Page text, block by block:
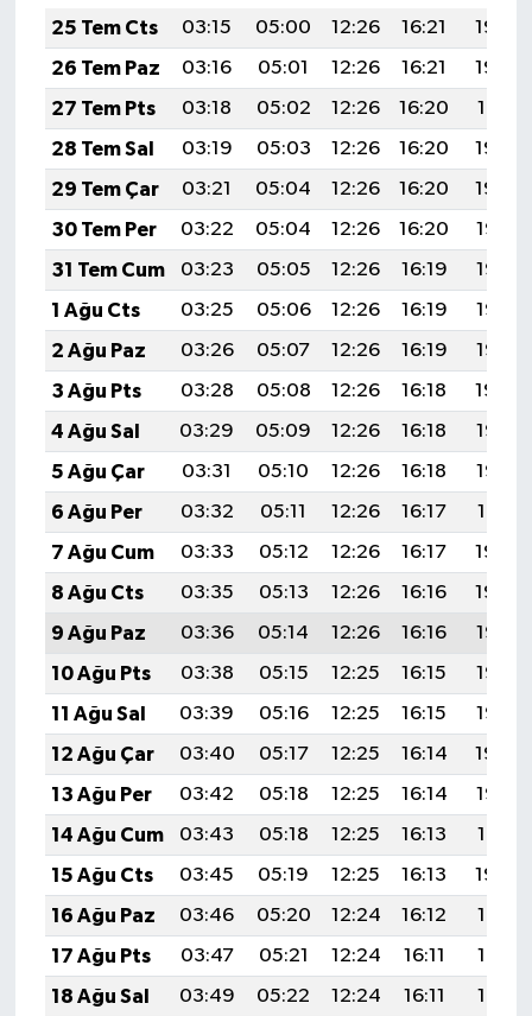
25 Tem Cts
03:15 05:00 12:26 16:21
19:43
26 Tem Paz
03:16 05:01 12:26 16:21
19:42
27 Tem Pts
03:18 05:02 12:26 16:20
19:41
28 Tem Sal
03:19 05:03 12:26 16:20
19:40
29 Tem Çar
03:21 05:04 12:26 16:20
19:39
30 Tem Per
03:22 05:04 12:26 16:20
19:38
31 Tem Cum
03:23 05:05 12:26 16:19
19:37
1 Ağu Cts
03:25 05:06 12:26 16:19
19:36
2 Ağu Paz
03:26 05:07 12:26 16:19
19:35
3 Ağu Pts
03:28 05:08 12:26 16:18
19:34
4 Ağu Sal
03:29 05:09 12:26 16:18
19:33
5 Ağu Çar
03:31 05:10 12:26 16:18
19:32
6 Ağu Per
03:32 05:11 12:26 16:17
19:31
7 Ağu Cum
03:33 05:12 12:26 16:17
19:30
8 Ağu Cts
03:35 05:13 12:26 16:16
19:29
9 Ağu Paz
03:36 05:14 12:26 16:16
19:27
10 Ağu Pts
03:38 05:15 12:25 16:15
19:26
11 Ağu Sal
03:39 05:16 12:25 16:15
19:25
12 Ağu Çar
03:40 05:17 12:25 16:14
19:24
13 Ağu Per
03:42 05:18 12:25 16:14
19:22
14 Ağu Cum
03:43 05:18 12:25 16:13
19:21
15 Ağu Cts
03:45 05:19 12:25 16:13
19:20
16 Ağu Paz
03:46 05:20 12:24 16:12
19:18
17 Ağu Pts
03:47 05:21 12:24 16:11
19:17
18 Ağu Sal
03:49 05:22 12:24 16:11
19:16